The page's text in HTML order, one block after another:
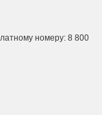
номеру: 8 800